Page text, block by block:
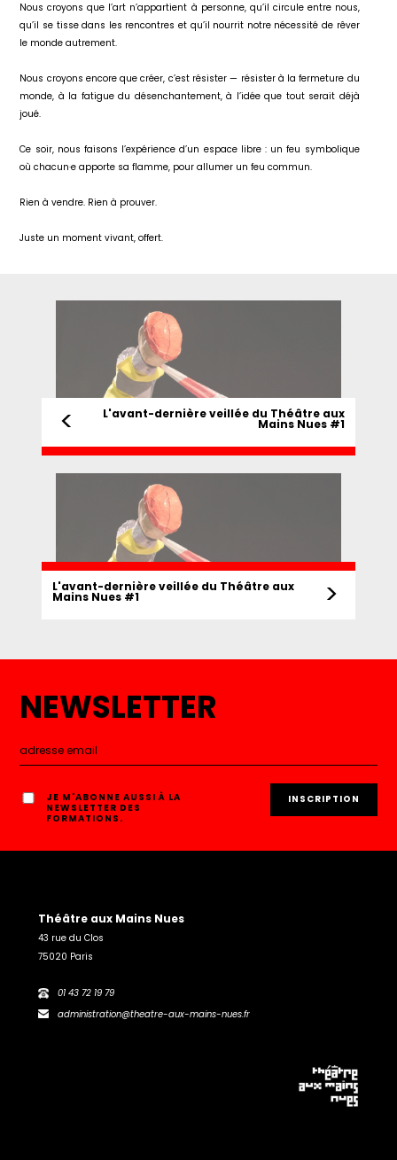
Nous croyons que l’art n’appartient à personne, qu’il circule entre nous,
qu’il se tisse dans les rencontres et qu’il nourrit notre nécessité de rêver
le monde autrement.
Nous croyons encore que créer, c’est résister — résister à la fermeture du
monde, à la fatigue du désenchantement, à l’idée que tout serait déjà
joué.
Ce soir, nous faisons l’expérience d’un espace libre : un feu symbolique
où chacun·e apporte sa flamme, pour allumer un feu commun.
Rien à vendre. Rien à prouver.
Juste un moment vivant, offert.
L'avant-dernière veillée du Théâtre aux
Mains Nues #1
<
L'avant-dernière veillée du Théâtre aux
Mains Nues #1 >
NEWSLETTER
JE M'ABONNE AUSSI À LA
NEWSLETTER DES
FORMATIONS.
Théâtre aux Mains Nues
43 rue du Clos
75020 Paris
01 43 72 19 79
administration@theatre-aux-mains-nues.fr